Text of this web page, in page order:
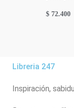
$ 72.400
Libreria 247
Inspiración,